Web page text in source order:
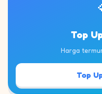
Top
Harga
Top